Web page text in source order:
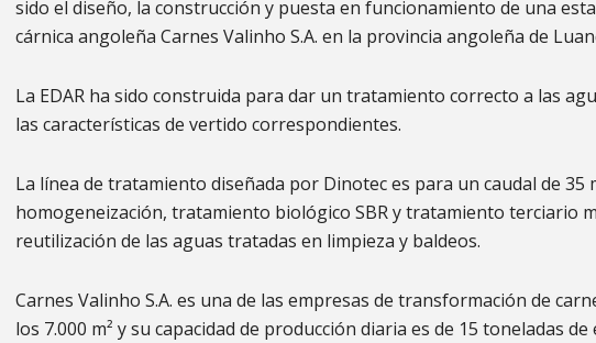
sido el diseño, la construcción y puesta en funcionamiento de una
cárnica angoleña Carnes Valinho S.A. en la provincia angoleña de
La EDAR ha sido construida para dar un tratamiento correcto a las
las características de vertido correspondientes.
La línea de tratamiento diseñada por Dinotec es para un caudal de 35
homogeneización, tratamiento biológico SBR y tratamiento terciario
reutilización de las aguas tratadas en limpieza y baldeos.
Carnes Valinho S.A. es una de las empresas de transformación de
los 7.000 m² y su capacidad de producción diaria es de 15 toneladas